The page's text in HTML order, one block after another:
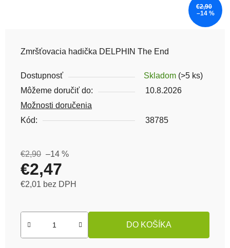
Zmršťovacia hadička DELPHIN The End
Dostupnosť Skladom (>5 ks)
Môžeme doručiť do:
10.8.2026
Možnosti doručenia
Kód:
38785
€2,90 –14 %
€2,47
€2,01 bez DPH
DO KOŠÍKA
€2,90
–14 %